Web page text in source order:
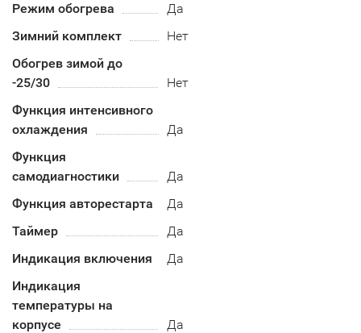
Режим обогрева
Да
Зимний комплект
Нет
Обогрев зимой до
-25/30
Нет
Функция интенсивного
охлаждения
Да
Функция
самодиагностики
Да
Функция авторестарта
Да
Таймер
Да
Индикация включения
Да
Индикация
температуры на
корпусе
Да